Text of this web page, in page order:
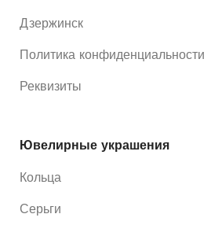
Дзержинск
Политика конфиденциальности
Реквизиты
Ювелирные украшения
Кольца
Серьги